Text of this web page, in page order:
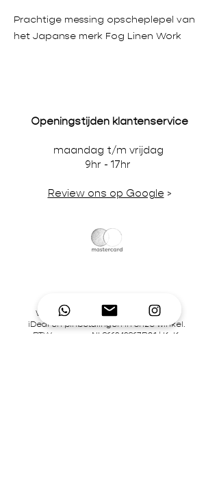
Prachtige messing opscheplepel van
het Japanse merk Fog Linen Work
Openingstijden klantenservice
maandag t/m vrijdag
9hr - 17hr
Review ons op Google >
Wij accepteren credit-/debitcards,
iDeal en pinbetalingen in onze winkel.
BTW-nummer NL866242867B01 | KvK-